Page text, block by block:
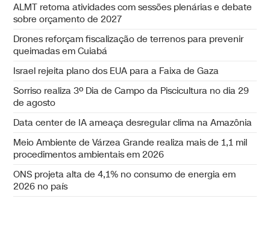
ALMT retoma atividades com sessões plenárias e debate
sobre orçamento de 2027
Drones reforçam fiscalização de terrenos para prevenir
queimadas em Cuiabá
Israel rejeita plano dos EUA para a Faixa de Gaza
Sorriso realiza 3º Dia de Campo da Piscicultura no dia 29
de agosto
Data center de IA ameaça desregular clima na Amazônia
Meio Ambiente de Várzea Grande realiza mais de 1,1 mil
procedimentos ambientais em 2026
ONS projeta alta de 4,1% no consumo de energia em
2026 no país